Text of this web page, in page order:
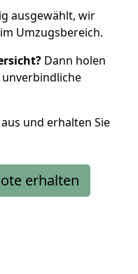
ausgewählt, wir
Umzugsbereich.
Dann holen
und erhalten Sie
erhalten